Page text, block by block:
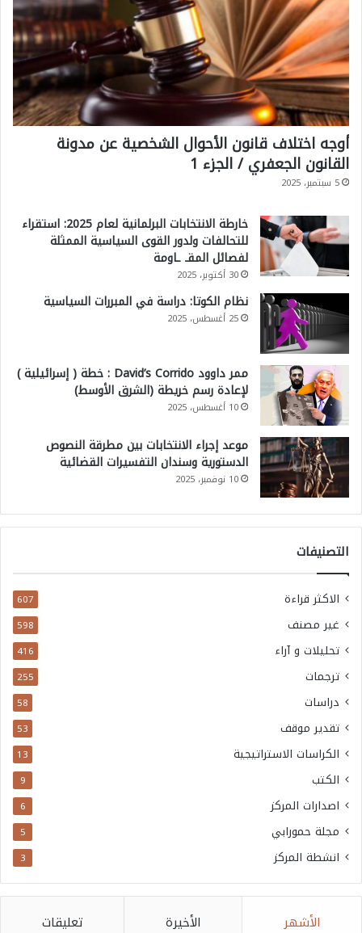
د
و
ا
ئ
ر
ا
ل
و
ة
ل
ط
ا
ل
ا
م
و
ر
ت
ي
ف
ا
أوجه اختلاف قانون الأحوال الشخصية عن مدونة
القانون الجعفري / الجزء 1
5 سبتمبر، 2025
خارطة الانتخابات البرلمانية لعام 2025: استقراء
للتحالفات ولدور القوى السياسية الممثلة
لفصائل المقـ ـاومة
30 أكتوبر، 2025
نظام الكوتا: دراسة في المبررات السياسية
25 أغسطس، 2025
ممر داوود David’s Corrido : خطة ( إسرائيلية )
لإعادة رسم خريطة (الشرق الأوسط)
10 أغسطس، 2025
موعد إجراء الانتخابات بين مطرقة النصوص
الدستورية وسندان التفسيرات القضائية
10 نوفمبر، 2025
التصنيفات
الاكثر قراءة 607
غير مصنف 598
تحليلات و آراء 416
ترجمات 255
دراسات 58
تقدير موقف 53
الكراسات الاستراتيجية 13
الكتب 9
اصدارات المركز 6
مجلة حمورابي 5
انشطة المركز 3
الأشهر الأخيرة تعليقات